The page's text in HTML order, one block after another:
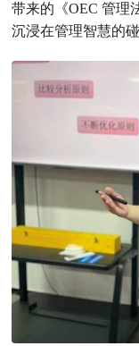
带来的《OEC 管理
沉浸在管理智慧的